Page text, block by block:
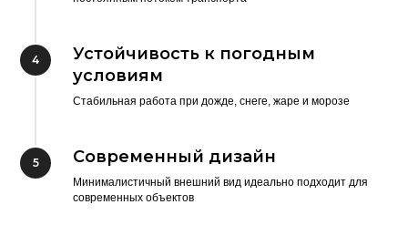
Устойчивость к погодным
условиям
Стабильная работа при дожде, снеге, жаре и морозе
Современный дизайн
Минималистичный внешний вид идеально подходит для
современных объектов